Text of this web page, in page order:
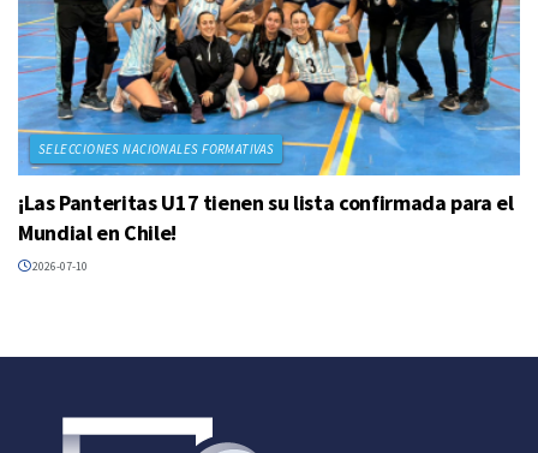
SELECCIONES NACIONALES FORMATIVAS
¡Las Panteritas U17 tienen su lista confirmada para el
Mundial en Chile!
2026-07-10